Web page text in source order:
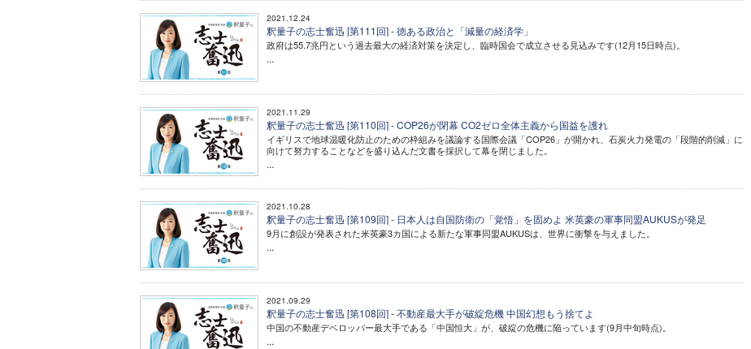
2021.12.24
釈量子の志士奮迅 [第111回] - 徳ある政治と「減量の経済学」
政府は55.7兆円という過去最大の経済対策を決定し、臨時国会で成立させる見込みです(12月15日時点)。
...
2021.11.29
釈量子の志士奮迅 [第110回] - COP26が閉幕 CO2ゼロ全体主義から国益を護れ
イギリスで地球温暖化防止のための枠組みを議論する国際会議「COP26」が開かれ、石炭火力発電の「段階的削減」に
向けて努力することなどを盛り込んだ文書を採択して幕を閉じました。
...
2021.10.28
釈量子の志士奮迅 [第109回] - 日本人は自国防衛の「覚悟」を固めよ 米英豪の軍事同盟AUKUSが発足
9月に創設が発表された米英豪3カ国による新たな軍事同盟AUKUSは、世界に衝撃を与えました。
...
2021.09.29
釈量子の志士奮迅 [第108回] - 不動産最大手が破綻危機 中国幻想もう捨てよ
中国の不動産デベロッパー最大手である「中国恒大」が、破綻の危機に陥っています(9月中旬時点)。
...